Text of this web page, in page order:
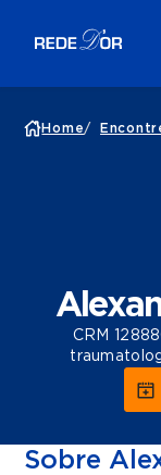
Home/
CRM
Sobre